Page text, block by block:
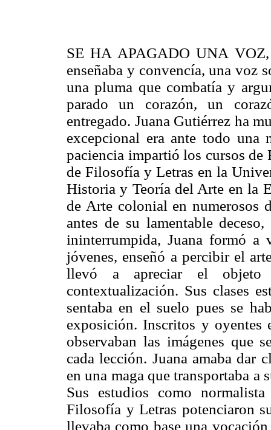
SE HA APAGADO UNA
enseñaba y convencía, una voz
una pluma que combatía y
parado un corazón, un
entregado. Juana Gutiérrez ha
excepcional era ante todo una
paciencia impartió los cursos
de Filosofía y Letras en la
Historia y Teoría del Arte en la
de Arte colonial en numerosos
antes de su lamentable
ininterrumpida, Juana formó a
jóvenes, enseñó a percibir el
llevó a apreciar el
contextualización. Sus clases
sentaba en el suelo pues se
exposición. Inscritos y oyentes
observaban las imágenes que
cada lección. Juana amaba dar
en una maga que transportaba a
Sus estudios como
Filosofía y Letras potenciaron
llevaba como base una